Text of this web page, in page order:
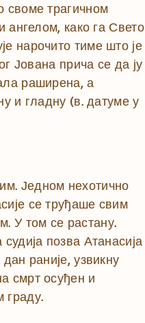
своме трагичном
ангелом, како га Свето
нарочито тиме што је
Јована прича се да ју
раширена, а
и гладну (в. датуме у
Једном нехотично
се труђаше свим
У том се растану.
позва Атанасија
раније, узвикну
смрт осуђен и
граду.